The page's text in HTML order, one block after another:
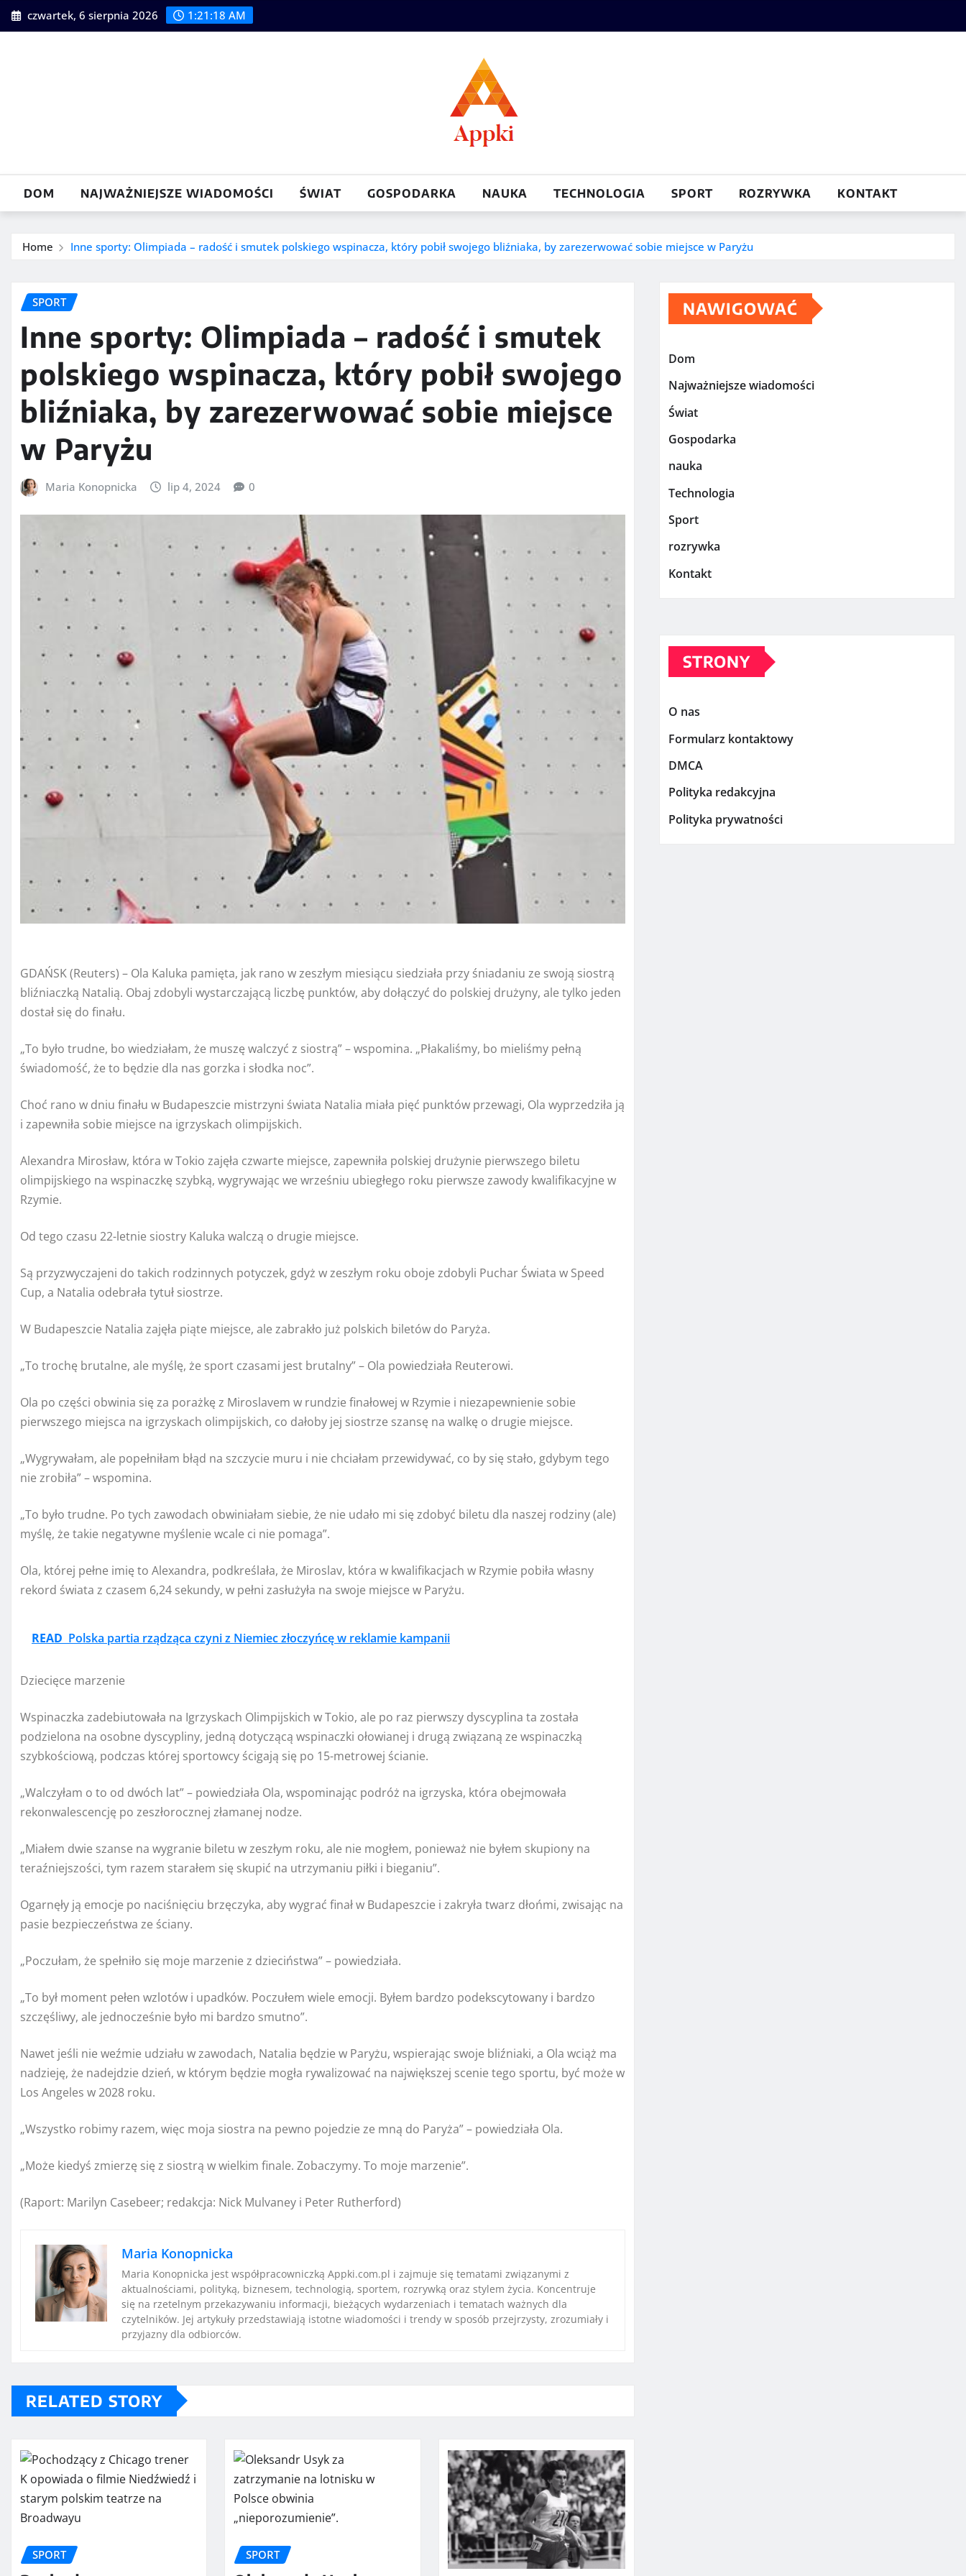
Skip
to
czwartek, 6 sierpnia 2026 1:21:19 AM
DOM NAJWAŻNIEJSZE WIADOMOŚCI ŚWIAT GOSPODARKA NAUKA TECHNOLOGIA SPORT ROZRYWKA KONTAKT
Home Inne sporty: Olimpiada – radość i smutek polskiego wspinacza, który pobił swojego bliźniaka, by zarezerwować sobie miejsce w Paryżu
SPORT
Inne sporty: Olimpiada – radość i smutek
polskiego wspinacza, który pobił swojego
bliźniaka, by zarezerwować sobie miejsce
w Paryżu
Maria Konopnicka lip 4, 2024 0
GDAŃSK (Reuters) – Ola Kaluka pamięta, jak rano w zeszłym miesiącu siedziała przy śniadaniu ze swoją siostrą
bliźniaczką Natalią. Obaj zdobyli wystarczającą liczbę punktów, aby dołączyć do polskiej drużyny, ale tylko jeden
dostał się do finału.
„To było trudne, bo wiedziałam, że muszę walczyć z siostrą” – wspomina. „Płakaliśmy, bo mieliśmy pełną
świadomość, że to będzie dla nas gorzka i słodka noc”.
Choć rano w dniu finału w Budapeszcie mistrzyni świata Natalia miała pięć punktów przewagi, Ola wyprzedziła ją
i zapewniła sobie miejsce na igrzyskach olimpijskich.
Alexandra Mirosław, która w Tokio zajęła czwarte miejsce, zapewniła polskiej drużynie pierwszego biletu
olimpijskiego na wspinaczkę szybką, wygrywając we wrześniu ubiegłego roku pierwsze zawody kwalifikacyjne w
Rzymie.
Od tego czasu 22-letnie siostry Kaluka walczą o drugie miejsce.
Są przyzwyczajeni do takich rodzinnych potyczek, gdyż w zeszłym roku oboje zdobyli Puchar Świata w Speed ​​​​
Cup, a Natalia odebrała tytuł siostrze.
W Budapeszcie Natalia zajęła piąte miejsce, ale zabrakło już polskich biletów do Paryża.
„To trochę brutalne, ale myślę, że sport czasami jest brutalny” – Ola powiedziała Reuterowi.
Ola po części obwinia się za porażkę z Miroslavem w rundzie finałowej w Rzymie i niezapewnienie sobie
pierwszego miejsca na igrzyskach olimpijskich, co dałoby jej siostrze szansę na walkę o drugie miejsce.
„Wygrywałam, ale popełniłam błąd na szczycie muru i nie chciałam przewidywać, co by się stało, gdybym tego
nie zrobiła” – wspomina.
„To było trudne. Po tych zawodach obwiniałam siebie, że nie udało mi się zdobyć biletu dla naszej rodziny (ale)
myślę, że takie negatywne myślenie wcale ci nie pomaga”.
Ola, której pełne imię to Alexandra, podkreślała, że ​​Miroslav, która w kwalifikacjach w Rzymie pobiła własny
rekord świata z czasem 6,24 sekundy, w pełni zasłużyła na swoje miejsce w Paryżu.
READ Polska partia rządząca czyni z Niemiec złoczyńcę w reklamie kampanii
Dziecięce marzenie
Wspinaczka zadebiutowała na Igrzyskach Olimpijskich w Tokio, ale po raz pierwszy dyscyplina ta została
podzielona na osobne dyscypliny, jedną dotyczącą wspinaczki ołowianej i drugą związaną ze wspinaczką
szybkościową, podczas której sportowcy ścigają się po 15-metrowej ścianie.
„Walczyłam o to od dwóch lat” – powiedziała Ola, wspominając podróż na igrzyska, która obejmowała
rekonwalescencję po zeszłorocznej złamanej nodze.
„Miałem dwie szanse na wygranie biletu w zeszłym roku, ale nie mogłem, ponieważ nie byłem skupiony na
teraźniejszości, tym razem starałem się skupić na utrzymaniu piłki i bieganiu”.
Ogarnęły ją emocje po naciśnięciu brzęczyka, aby wygrać finał w Budapeszcie i zakryła twarz dłońmi, zwisając na
pasie bezpieczeństwa ze ściany.
„Poczułam, że spełniło się moje marzenie z dzieciństwa” – powiedziała.
„To był moment pełen wzlotów i upadków. Poczułem wiele emocji. Byłem bardzo podekscytowany i bardzo
szczęśliwy, ale jednocześnie było mi bardzo smutno”.
Nawet jeśli nie weźmie udziału w zawodach, Natalia będzie w Paryżu, wspierając swoje bliźniaki, a Ola wciąż ma
nadzieję, że nadejdzie dzień, w którym będzie mogła rywalizować na największej scenie tego sportu, być może w
Los Angeles w 2028 roku.
„Wszystko robimy razem, więc moja siostra na pewno pojedzie ze mną do Paryża” – powiedziała Ola.
„Może kiedyś zmierzę się z siostrą w wielkim finale. Zobaczymy. To moje marzenie”.
(Raport: Marilyn Casebeer; redakcja: Nick Mulvaney i Peter Rutherford)
Maria Konopnicka
Maria Konopnicka jest współpracowniczką Appki.com.pl i zajmuje się tematami związanymi z
aktualnościami, polityką, biznesem, technologią, sportem, rozrywką oraz stylem życia. Koncentruje
się na rzetelnym przekazywaniu informacji, bieżących wydarzeniach i tematach ważnych dla
czytelników. Jej artykuły przedstawiają istotne wiadomości i trendy w sposób przejrzysty, zrozumiały i
przyjazny dla odbiorców.
RELATED STORY
SPORT SPORT
NAWIGOWAĆ
Dom
Najważniejsze wiadomości
Świat
Gospodarka
nauka
Technologia
Sport
rozrywka
Kontakt
STRONY
O nas
Formularz kontaktowy
DMCA
Polityka redakcyjna
Polityka prywatności